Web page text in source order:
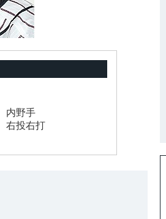
内野手
右投右打